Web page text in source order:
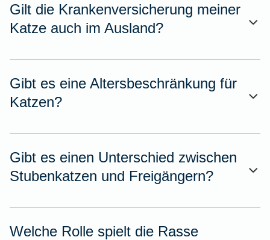
Gilt die Krankenversicherung meiner
Katze auch im Ausland?
Gibt es eine Altersbeschränkung für
Katzen?
Gibt es einen Unterschied zwischen
Stubenkatzen und Freigängern?
Welche Rolle spielt die Rasse